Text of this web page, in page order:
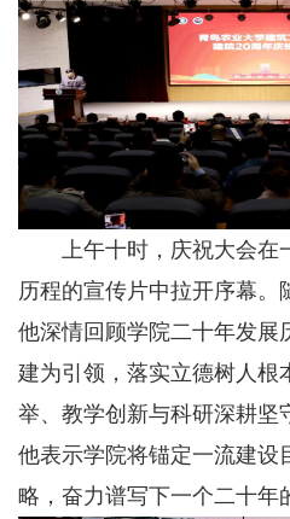
上午十时，庆祝大会在
历程的宣传片中拉开序幕。
他深情回顾学院二十年发展
建为引领，落实立德树人根
举、教学创新与科研深耕坚
他表示学院将锚定一流建设
略，奋力谱写下一个二十年